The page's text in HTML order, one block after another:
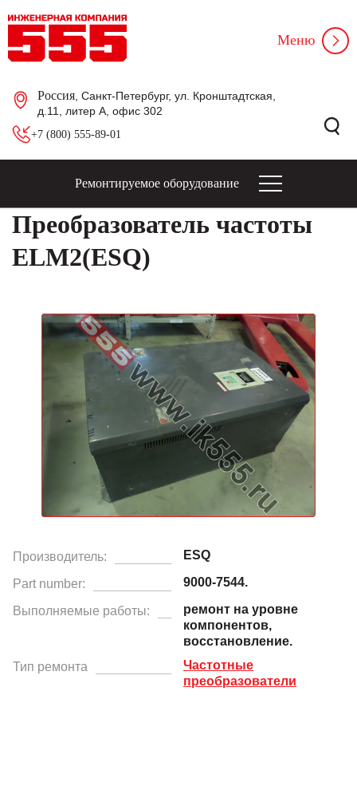
Россия , Санкт-Петербург, ул. Кронштадтская,
д.11, литер А, офис 302
+7 (800) 555-89-01
Меню
Ремонтируемое оборудование
Преобразователь частоты
ELM2(ESQ)
Производитель: ESQ
Part number: 9000-7544.
Выполняемые работы:
ремонт на уровне
компонентов,
восстановление.
Тип ремонта
Частотные
преобразователи